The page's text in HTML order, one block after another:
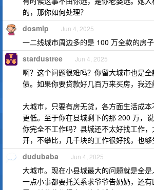
的，那你如何处理？
dosmlp Jun 4, 2025
一二线城市周边多的是 100 万全款的房
stardustree Jun 4, 2025
啊？这个问题很难吗？你留大城市也是
债。如果你要贷款好几百万来买房，我
大城市，只要有房无贷，各方面生活成
更低。至于你在县城剩下的那 200 万，
你完全不工作吗？县城还不太好找工作
开，不攀比，几千块的工作很好找，也够
dudubaba Jun 4, 2025
大城市。现在小县城最大的问题就是全
一点小事都要托关系求爷爷告奶奶，还